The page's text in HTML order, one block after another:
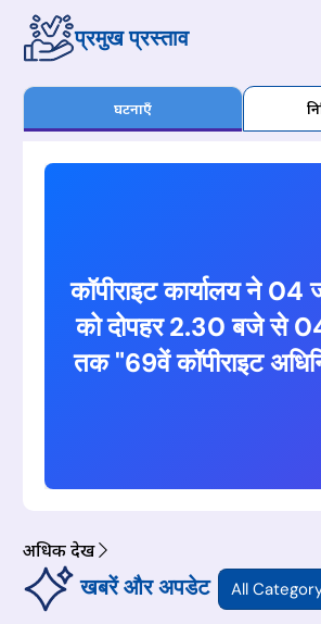
प्रमुख प्रस्ताव
घटनाएँ
कॉपीराइट कार्यालय ने
को दोपहर 2.30 बजे से
तक "69वें कॉपीराइट
अधिक देखें
खबरें और अपडेट
एनएलयू दिल्ली में डी. पी. आई. आई. टी. और
पूर्णकालिक आई. पी. आर. चेयर प्रोफेसरों की नियुक्ति
05-08-2026